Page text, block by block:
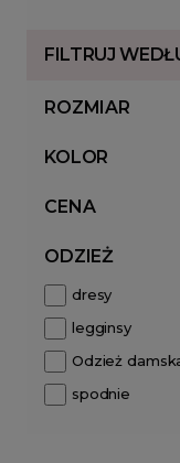
FILTRUJ
ROZMIAR
KOLOR
CENA
ODZIEŻ
dresy
legginsy
Odzież
spodnie